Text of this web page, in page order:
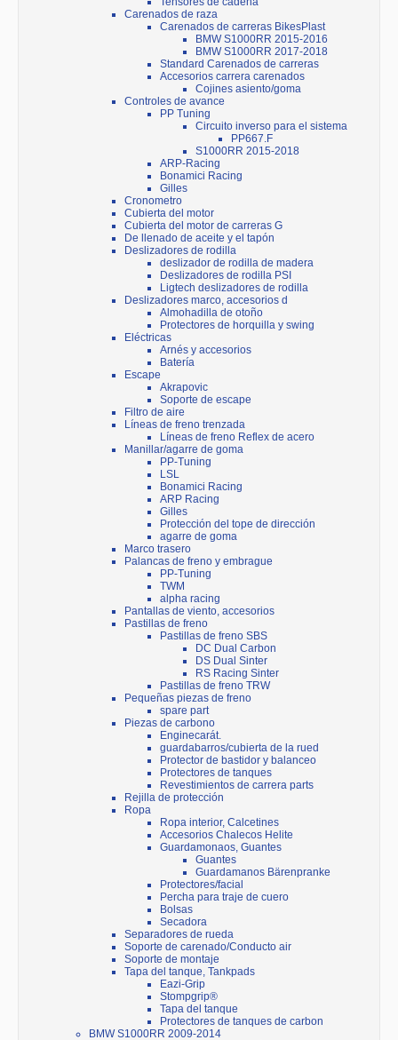
Carenados de raza
Carenados de carreras BikesPlast
BMW S1000RR 2015-2016
BMW S1000RR 2017-2018
Standard Carenados de carreras
Accesorios carrera carenados
Cojines asiento/goma
Controles de avance
PP Tuning
Circuito inverso para el sistema
PP667.F
S1000RR 2015-2018
ARP-Racing
Bonamici Racing
Gilles
Cronometro
Cubierta del motor
Cubierta del motor de carreras G
De llenado de aceite y el tapón
Deslizadores de rodilla
deslizador de rodilla de madera
Deslizadores de rodilla PSI
Ligtech deslizadores de rodilla
Deslizadores marco, accesorios d
Almohadilla de otoño
Protectores de horquilla y swing
Eléctricas
Arnés y accesorios
Batería
Escape
Akrapovic
Soporte de escape
Filtro de aire
Líneas de freno trenzada
Líneas de freno Reflex de acero
Manillar/agarre de goma
PP-Tuning
LSL
Bonamici Racing
ARP Racing
Gilles
Protección del tope de dirección
agarre de goma
Marco trasero
Palancas de freno y embrague
PP-Tuning
TWM
alpha racing
Pantallas de viento, accesorios
Pastillas de freno
Pastillas de freno SBS
DC Dual Carbon
DS Dual Sinter
RS Racing Sinter
Pastillas de freno TRW
Pequeñas piezas de freno
spare part
Piezas de carbono
Enginecarát.
guardabarros/cubierta de la rued
Protector de bastidor y balanceo
Protectores de tanques
Revestimientos de carrera parts
Rejilla de protección
Ropa
Ropa interior, Calcetines
Accesorios Chalecos Helite
Guardamonaos, Guantes
Guantes
Guardamanos Bärenpranke
Protectores/facial
Percha para traje de cuero
Bolsas
Secadora
Separadores de rueda
Soporte de carenado/Conducto air
Soporte de montaje
Tapa del tanque, Tankpads
Eazi-Grip
Stompgrip®
Tapa del tanque
Protectores de tanques de carbon
BMW S1000RR 2009-2014